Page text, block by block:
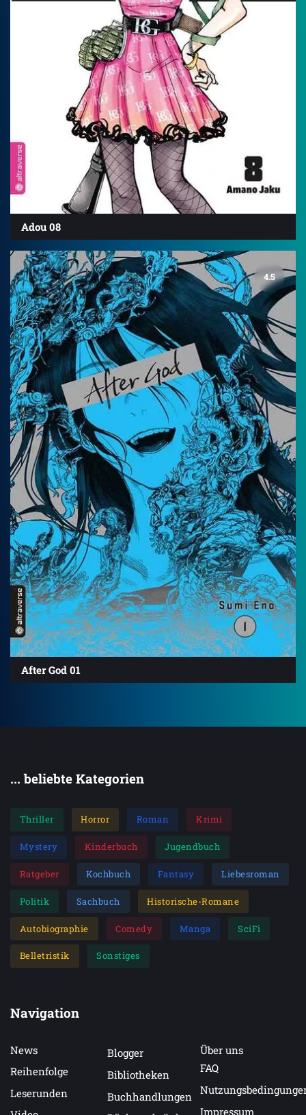
Adou 08
4.5
After God 01
... beliebte Kategorien
Thriller Horror Roman Krimi
Mystery Kinderbuch Jugendbuch
Ratgeber Kochbuch Fantasy Liebesroman
Politik Sachbuch Historische-Romane
Autobiographie Comedy Manga SciFi
Belletristik Sonstiges
Navigation
News
Reihenfolge
Leserunden
Blogger
Bibliotheken
Buchhandlungen
Über uns
FAQ
Impressum